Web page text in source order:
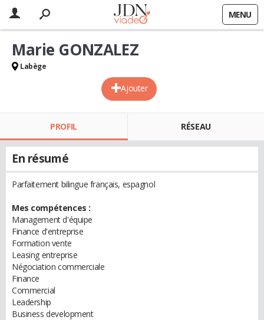
MENU
Ajouter
Marie GONZALEZ
Labège
PROFIL RÉSEAU
En résumé
Parfaitement bilingue français, espagnol
Mes compétences :
Management d'équipe
Finance d'entreprise
Formation vente
Leasing entreprise
Négociation commerciale
Finance
Commercial
Leadership
Business development